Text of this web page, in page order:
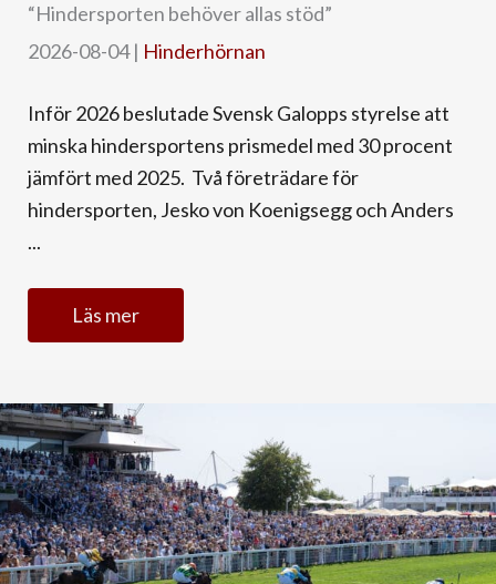
“Hindersporten behöver allas stöd”
2026-08-04| Hinderhörnan
Inför 2026 beslutade Svensk Galopps styrelse att
minska hindersportens prismedel med 30 procent
jämfört med 2025. Två företrädare för
hindersporten, Jesko von Koenigsegg och Anders
...
Läs mer